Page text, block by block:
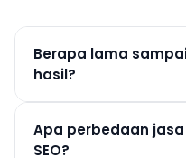
Berapa lama
hasil?
Apa perbedaan jasa
SEO?